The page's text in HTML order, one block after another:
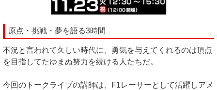
原点・挑戦・夢を語る3時間
不況と言われて久しい時代に、勇気を与えてくれるのは頂点
を目指してたゆまぬ努力を続ける人たちだ。
今回のトークライブの講師は、F1レーサーとして活躍しアメ